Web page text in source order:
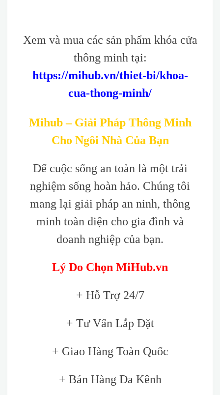
Xem và mua các sản phẩm khóa cửa
thông minh tại:
https://mihub.vn/thiet-bi/khoa-
cua-thong-minh/
Mihub – Giải Pháp Thông Minh
Cho Ngôi Nhà Của Bạn
Để cuộc sống an toàn là một trải
nghiệm sống hoàn hảo. Chúng tôi
mang lại giải pháp an ninh, thông
minh toàn diện cho gia đình và
doanh nghiệp của bạn.
Lý Do Chọn MiHub.vn
+ Hỗ Trợ 24/7
+ Tư Vấn Lắp Đặt
+ Giao Hàng Toàn Quốc
+ Bán Hàng Đa Kênh